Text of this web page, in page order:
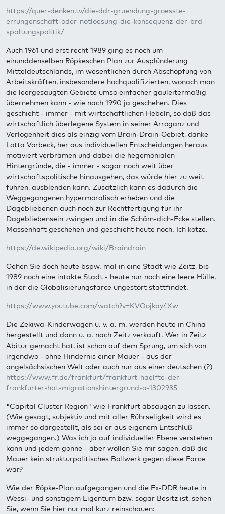
https://quer-denken.tv/die-ddr-gruendung-groesste-
errungenschaft-oder-notloesung-die-konsequenz-der-brd-
spaltungspolitik/
Auch 1961 und erst recht 1989 ging es noch um
einunddenselben Röpkeschen Plan zur Ausplünderung
Mitteldeutschlands, im wesentlichen durch Abschöpfung von
Arbeitskräften, insbesondere hochqualifizierten, wonach man
die leergesaugten Gebiete umso einfacher gauleitermäßig
übernehmen kann - wie nach 1990 ja geschehen. Dies
geschieht - immer - mit wirtschaftlichen Hebeln, so daß das
wirtschaftlich überlegene System in seiner Arroganz und
Verlogenheit dies als einzig vom Brain-Drain-Gebiet, danke
Lotta Vorbeck, her aus individuellen Entscheidungen heraus
motiviert verbrämen und dabei die hegemonialen
Hintergründe, die - immer - sogar noch weit über
wirtschaftspolitische hinausgehen, das würde hier zu weit
führen, ausblenden kann. Zusätzlich kann es dadurch die
Weggegangenen hypermoralisch erheben und die
Dagebliebenen auch noch zur Rechtfertigung für ihr
Dagebliebensein zwingen und in die Schäm-dich-Ecke stellen.
Massenhaft geschehen und geschieht heute noch. Ich kotze.
https://de.wikipedia.org/wiki/Braindrain
Gehen Sie doch heute bspw. mal in eine Stadt wie Zeitz, bis
1989 noch eine intakte Stadt - heute nur noch eine leere Hülle,
in der die Globalisierungsfarce ungestört stattfindet.
https://www.youtube.com/watch?v=KVOojkay4Xw
Die Zekiwa-Kinderwagen u. v. a. m. werden heute in China
hergestellt und dann u. a. nach Zeitz verkauft. Wer in Zeitz
Abitur gemacht hat, ist schon auf dem Sprung, um sich von
irgendwo - ohne Hindernis einer Mauer - aus der
angelsächsischen Welt oder auch nur aus einer deutschen (?)
https://www.fr.de/frankfurt/frankfurt-haelfte-der-
frankfurter-hat-migrationshintergrund-a-1302935
"Capital Cluster Region" wie Frankfurt absaugen zu lassen.
(Wie gesagt, subjektiv und mit aller Rührseligkeit wird es
immer so dargestellt, als sei er aus eigenem Entschluß
weggegangen.) Was ich ja auf individueller Ebene verstehen
kann und jedem gönne - aber wollen Sie mir sagen, daß die
Mauer kein strukturpolitisches Bollwerk gegen diese Farce
war?
Wie der Röpke-Plan aufgegangen und die Ex-DDR heute in
Wessi- und sonstigem Eigentum bzw. sogar Besitz ist, sehen
Sie, wenn Sie hier nur mal kurz reinschauen: